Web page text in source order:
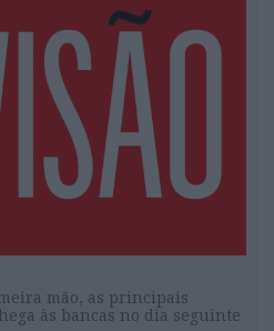
mão, as principais
às bancas no dia seguinte